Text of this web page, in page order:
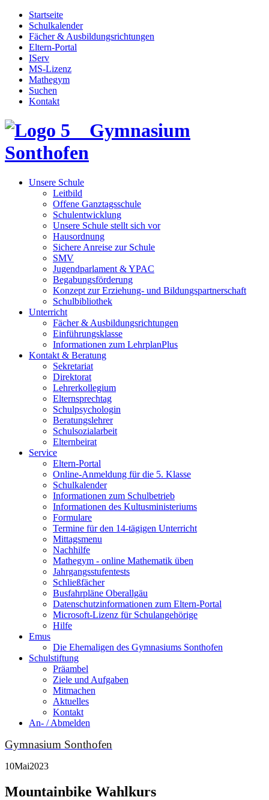
Startseite
Schulkalender
Fächer & Ausbildungsrichtungen
Eltern-Portal
IServ
MS-Lizenz
Mathegym
Suchen
Kontakt
Gymnasium
Sonthofen
Unsere Schule
Leitbild
Offene Ganztagsschule
Schulentwicklung
Unsere Schule stellt sich vor
Hausordnung
Sichere Anreise zur Schule
SMV
Jugendparlament & YPAC
Begabungsförderung
Konzept zur Erziehung- und Bildungspartnerschaft
Schulbibliothek
Unterricht
Fächer & Ausbildungsrichtungen
Einführungsklasse
Informationen zum LehrplanPlus
Kontakt & Beratung
Sekretariat
Direktorat
Lehrerkollegium
Elternsprechtag
Schulpsychologin
Beratungslehrer
Schulsozialarbeit
Elternbeirat
Service
Eltern-Portal
Online-Anmeldung für die 5. Klasse
Schulkalender
Informationen zum Schulbetrieb
Informationen des Kultusministeriums
Formulare
Termine für den 14-tägigen Unterricht
Mittagsmenu
Nachhilfe
Mathegym - online Mathematik üben
Jahrgangsstufentests
Schließfächer
Busfahrpläne Oberallgäu
Datenschutzinformationen zum Eltern-Portal
Microsoft-Lizenz für Schulangehörige
Hilfe
Emus
Die Ehemaligen des Gymnasiums Sonthofen
Schulstiftung
Präambel
Ziele und Aufgaben
Mitmachen
Aktuelles
Kontakt
An- / Abmelden
Gymnasium Sonthofen
10Mai2023
Mountainbike Wahlkurs